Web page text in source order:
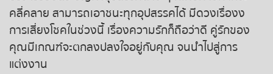
คลี่คลาย สามารถเอาชนะทุกอุปสรรคได้ มีดวงเรื่องง
การเสี่ยงโชคในช่วงนี้ เรื่องความรักก็ถือว่าดี คู่รักของ
คุณมีเกณฑ์จะตกลงปลงใจอยู่กับคุณ จนนำไปสู่การ
แต่งงาน